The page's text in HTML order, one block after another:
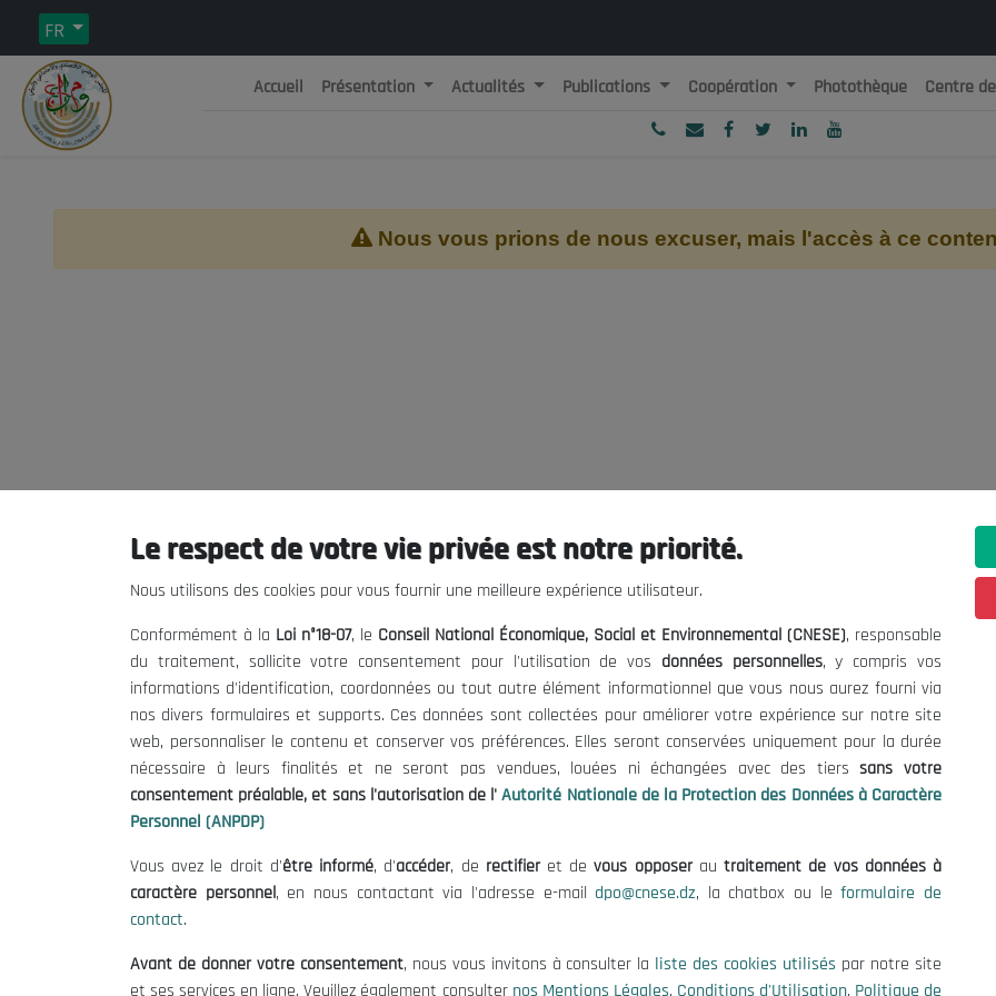
FR
République Algérienne Démocratique et Populaire
Accueil Présentation Actualités Publications Coopération Photothèque Centre
Nous vous prions de nous excuser, mais l'accès à ce
Le CNESE
Le président
Organisation
Publications
Informations utiles
Mentions Légales
Conditions d'Utilisation
Politique de Protection des Données
Politique des Cookies
contact@cnese.dz
Suggestions ou Initiatives ?
Newsletter
Inscrivez-vous, soyez le premier à
nos dernières nouvelles.
Suivez-Nous!
© 2026 Conseil National Économique, Social et Environnemental
Le respect de votre vie privée est notre priorité.
Nous utilisons des cookies pour vous fournir une meilleure expérience utilisateur.
Conformément à la Loi n°18-07, le Conseil National Économique, Social et Environnemental (CNESE), responsable
du traitement, sollicite votre consentement pour l'utilisation de vos données personnelles, y compris vos
informations d'identification, coordonnées ou tout autre élément informationnel que vous nous aurez fourni via
nos divers formulaires et supports. Ces données sont collectées pour améliorer votre expérience sur notre site
web, personnaliser le contenu et conserver vos préférences. Elles seront conservées uniquement pour la durée
nécessaire à leurs finalités et ne seront pas vendues, louées ni échangées avec des tierssans votre
consentement préalable, et sans l'autorisation de l' Autorité Nationale de la Protection des Données à Caractère
Personnel (ANPDP)
Vous avez le droit d'être informé, d'accéder, de rectifieret devous opposerautraitement de vos données à
caractère personnel, en nous contactant via l'adresse e-mail dpo@cnese.dz, la chatbox ou leformulaire de
contact.
Avant de donner votre consentement, nous vous invitons à consulter la liste des cookies utilisés par notre site
et ses services en ligne. Veuillez également consulter nos Mentions Légales, Conditions d'Utilisation, Politique de